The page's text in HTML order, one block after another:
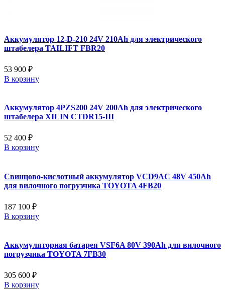
Аккумулятор 12-D-210 24V 210Ah для электрического
штабелера TAILIFT FBR20
53 900 ₽
В корзину
Аккумулятор 4PZS200 24V 200Ah для электрического
штабелера XILIN CTDR15-III
52 400 ₽
В корзину
Свинцово-кислотный аккумулятор VCD9AC 48V 450Ah
для вилочного погрузчика TOYOTA 4FB20
187 100 ₽
В корзину
Аккумуляторная батарея VSF6A 80V 390Ah для вилочного
погрузчика TOYOTA 7FB30
305 600 ₽
В корзину